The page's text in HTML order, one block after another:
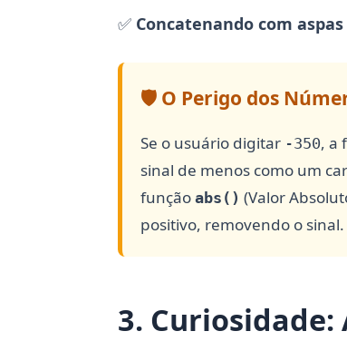
✅ Concatenando com aspas
🛡️ O Perigo dos
Se o usuário digitar -350, a
sinal de menos como um
função abs() (Valor
positivo, removendo o sinal.
3. Curiosidade: